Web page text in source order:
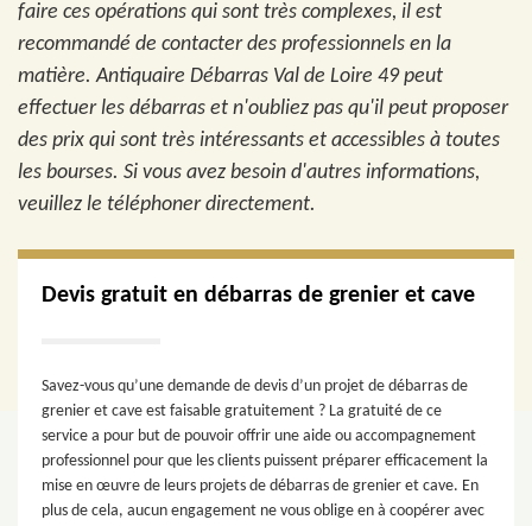
faire ces opérations qui sont très complexes, il est
recommandé de contacter des professionnels en la
matière. Antiquaire Débarras Val de Loire 49 peut
effectuer les débarras et n'oubliez pas qu'il peut proposer
des prix qui sont très intéressants et accessibles à toutes
les bourses. Si vous avez besoin d'autres informations,
veuillez le téléphoner directement.
Devis gratuit en débarras de grenier et cave
Savez-vous qu’une demande de devis d’un projet de débarras de
grenier et cave est faisable gratuitement ? La gratuité de ce
service a pour but de pouvoir offrir une aide ou accompagnement
professionnel pour que les clients puissent préparer efficacement la
mise en œuvre de leurs projets de débarras de grenier et cave. En
plus de cela, aucun engagement ne vous oblige en à coopérer avec